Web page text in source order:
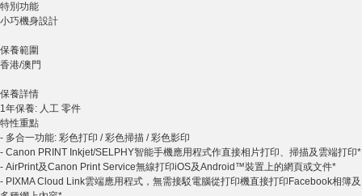
特別功能
小巧機身設計
保養範圍
香港/澳門
保養詳情
1年保養: 人工 零件
特性重點
- 多合一功能: 彩色打印 / 彩色掃描 / 彩色影印
- Canon PRINT Inkjet/SELPHY智能手機應用程式作直接相片打印、掃描及雲端打印*
- AirPrint及Canon Print Service無線打印iOS及Android™裝置上的網頁或文件*
- PIXMA Cloud Link雲端應用程式，無需接駁電腦從打印機直接打印Facebook相簿及